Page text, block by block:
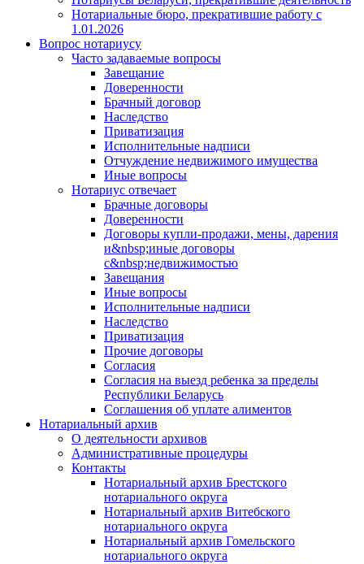
Нотариальные бюро, прекратившие работу с
1.01.2026
Вопрос нотариусу
Часто задаваемые вопросы
Завещание
Доверенности
Брачный договор
Наследство
Приватизация
Исполнительные надписи
Отчуждение недвижимого имущества
Иные вопросы
Нотариус отвечает
Брачные договоры
Доверенности
Договоры купли-продажи, мены, дарения
и&nbsp;иные договоры
с&nbsp;недвижимостью
Завещания
Иные вопросы
Исполнительные надписи
Наследство
Приватизация
Прочие договоры
Согласия
Согласия на выезд ребенка за пределы
Республики Беларусь
Соглашения об уплате алиментов
Нотариальный архив
О деятельности архивов
Административные процедуры
Контакты
Нотариальный архив Брестского
нотариального округа
Нотариальный архив Витебского
нотариального округа
Нотариальный архив Гомельского
нотариального округа